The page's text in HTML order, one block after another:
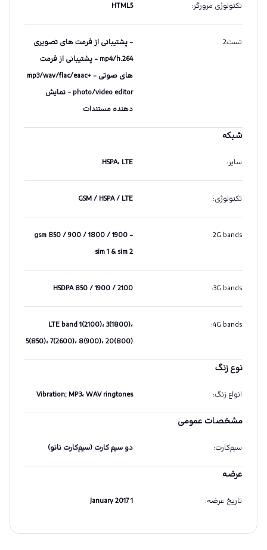
تکنولوژی مرورگر:
HTML5
تست2 :
- پشتیبانی از فرمت های تصویری
mp4/h.264 - پشتیبانی از فرمت
های صوتی mp3/wav/flac/eaac+ -
photo/video editor - نمایش
دهنده مستندات
شبکه
سایر: HSPA، LTE
تکنولوژی:
GSM / HSPA / LTE
2G bands
:
gsm 850 / 900 / 1800 / 1900 -
sim 1 & sim 2
3G bands
:
HSDPA 850 / 1900 / 2100
4G bands
:
LTE band 1(2100)، 3(1800)،
5(850)، 7(2600)، 8(900)، 20(800)
نوع زنگ
انواع زنگ: Vibration; MP3، WAV ringtones
مشخصات عمومی
سیم‌کارت: دو سیم کارت (سیم‌کارت نانو)
عرضه
تاریخ عرضه:
1 January 2017